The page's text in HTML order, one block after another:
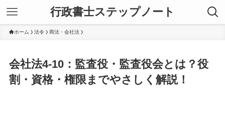
行政書士ステップノート
ホーム 法令 商法・会社法
会社法4-10：監査役・監査役会とは？役
割・資格・権限までやさしく解説！